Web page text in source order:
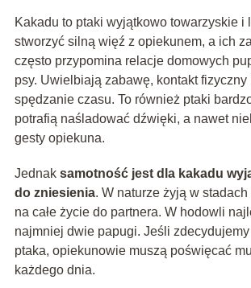
Kakadu to ptaki wyjątkowo towarzyskie i
stworzyć silną więź z opiekunem, a ich
często przypomina relacje domowych
psy. Uwielbiają zabawę, kontakt
spędzanie czasu. To również ptaki
potrafią naśladować dźwięki, a nawet
gesty opiekuna.
Jednak samotność jest dla kakadu
do zniesienia. W naturze żyją w
na całe życie do partnera. W hodowli
najmniej dwie papugi. Jeśli
ptaka, opiekunowie muszą poświęcać
każdego dnia.